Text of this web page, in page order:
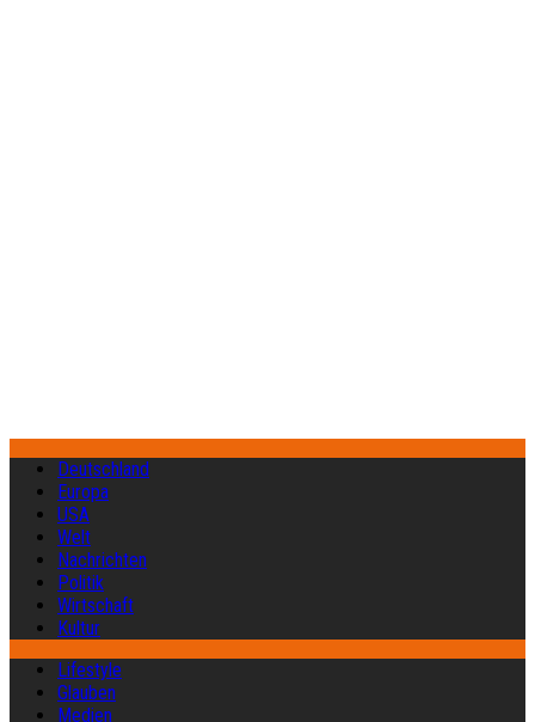
Deutschland
Europa
USA
Welt
Nachrichten
Politik
Wirtschaft
Kultur
Lifestyle
Glauben
Medien